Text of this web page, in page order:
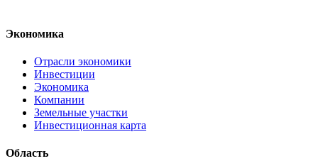
Экономика
Отрасли экономики
Инвестиции
Экономика
Компании
Земельные участки
Инвестиционная карта
Область